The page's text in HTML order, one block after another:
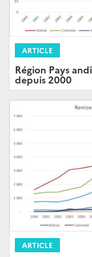
ARTICLE
Région Pays
depuis 2000
ARTICLE